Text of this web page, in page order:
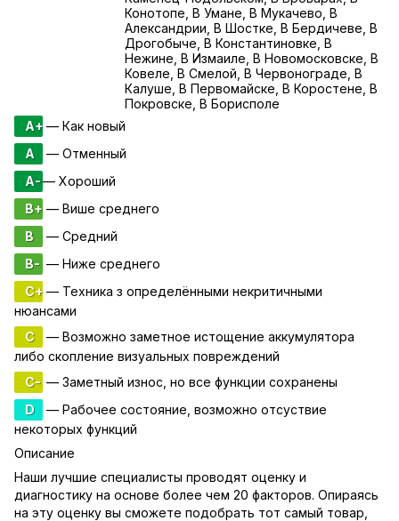
Конотопе, В Умане, В Мукачево, В
Александрии, В Шостке, В Бердичеве, В
Дрогобыче, В Константиновке, В
Нежине, В Измаиле, В Новомосковске, В
Ковеле, В Смелой, В Червонограде, В
Калуше, В Первомайске, В Коростене, В
Покровске, В Борисполе
A+— Как новый
A
— Отменный
A-— Хороший
B+ — Више среднего
B
— Средний
B- — Ниже среднего
C+— Техника з определёнными некритичными
нюансами
C
— Возможно заметное истощение аккумулятора
либо скопление визуальных повреждений
C- — Заметный износ, но все функции сохранены
D
— Рабочее состояние, возможно отсуствие
некоторых функций
Описание
Наши лучшие специалисты проводят оценку и
диагностику на основе более чем 20 факторов. Опираясь
на эту оценку вы сможете подобрать тот самый товар,